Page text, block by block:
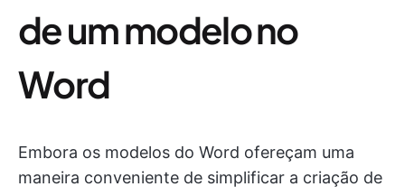
de um modelo no
Word
Embora os modelos do Word ofereçam uma
maneira conveniente de simplificar a criação de